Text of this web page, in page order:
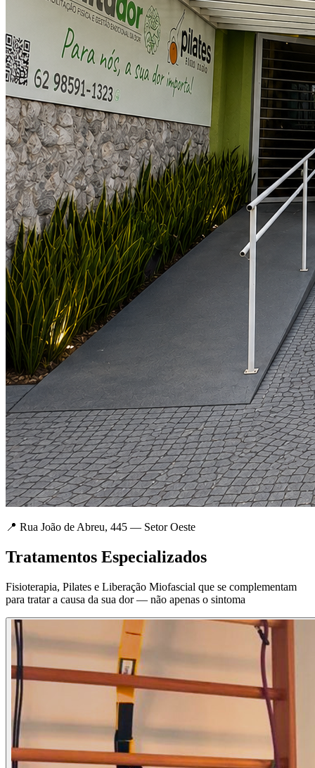
📍 Rua João de Abreu, 445 — Setor Oeste
Tratamentos Especializados
Fisioterapia, Pilates e Liberação Miofascial que se complementam
para tratar a causa da sua dor — não apenas o sintoma